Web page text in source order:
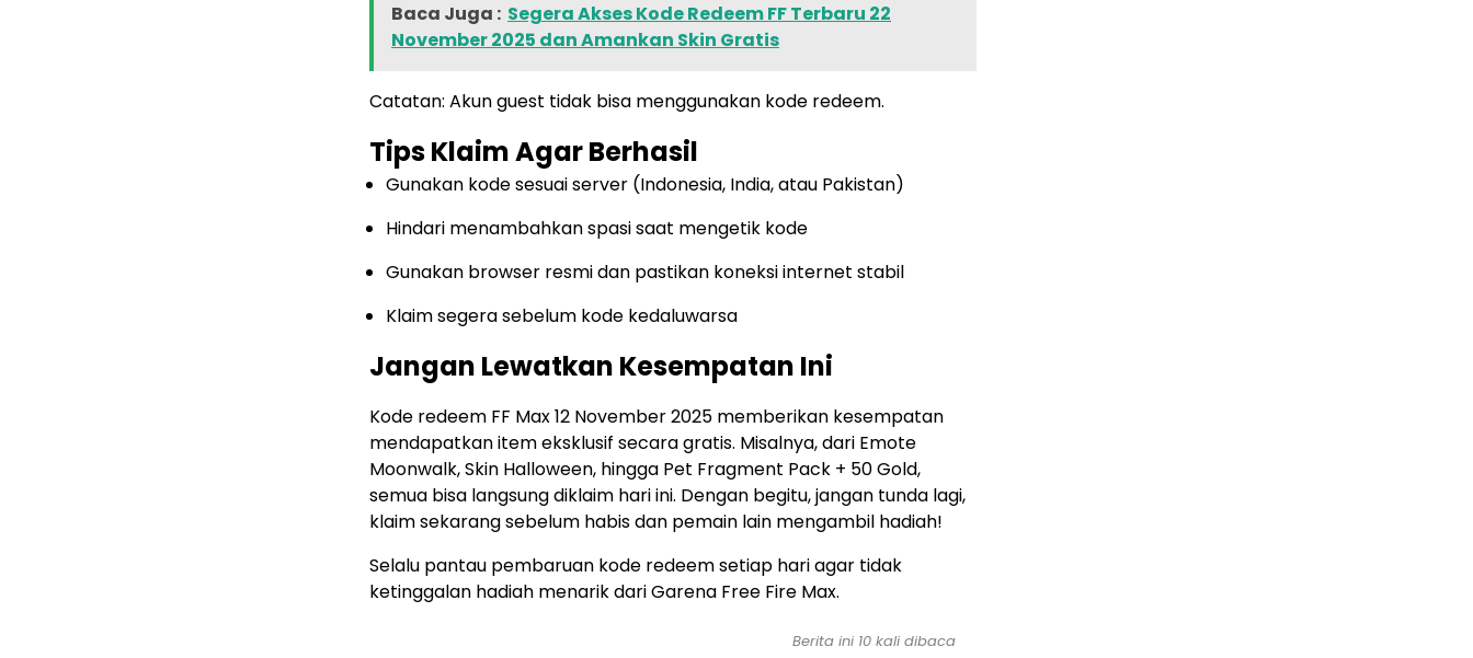
Baca Juga : Segera Akses Kode Redeem FF Terbaru 22
November 2025 dan Amankan Skin Gratis
Catatan: Akun guest tidak bisa menggunakan kode redeem.
Tips Klaim Agar Berhasil
Gunakan kode sesuai server (Indonesia, India, atau Pakistan)
Hindari menambahkan spasi saat mengetik kode
Gunakan browser resmi dan pastikan koneksi internet stabil
Klaim segera sebelum kode kedaluwarsa
Jangan Lewatkan Kesempatan Ini
Kode redeem FF Max 12 November 2025 memberikan kesempatan
mendapatkan item eksklusif secara gratis. Misalnya, dari Emote
Moonwalk, Skin Halloween, hingga Pet Fragment Pack + 50 Gold,
semua bisa langsung diklaim hari ini. Dengan begitu, jangan tunda lagi,
klaim sekarang sebelum habis dan pemain lain mengambil hadiah!
Selalu pantau pembaruan kode redeem setiap hari agar tidak
ketinggalan hadiah menarik dari Garena Free Fire Max.
Berita ini 10 kali dibaca